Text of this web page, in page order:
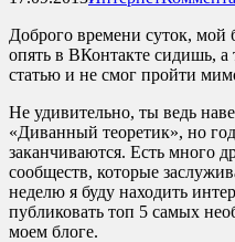
Доброго времени суток,
опять в ВКонтакте сидишь,
статью и не смог пройти
Не удивительно, ты ведь
«Диванный теоретик», но
заканчиваются. Есть много
сообществ, которые
неделю я буду находить
публиковать топ 5 самых
моем блоге.